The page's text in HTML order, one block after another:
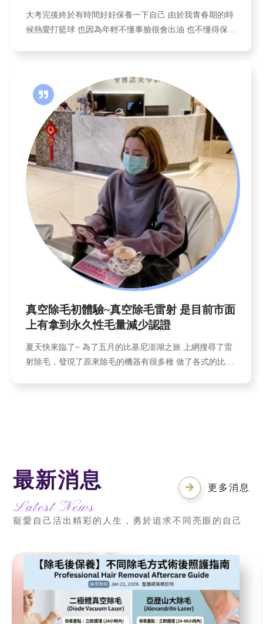
大考完後終於有時間好好保養一下自己 由於我青春期的時
候熱愛打籃球 也因為年輕不懂事臉很會出油 也不懂得保養
真空除毛初體驗~真空除毛雷射 是目前市面
上有拿到永久性毛量減少認證
夏天快來臨了~ 為了五月的比基尼澎湖之旅 上網搜尋了雷
射除毛，發現了原來除毛的機器有很多種 做了各式的比較
最新消息
Latest News
寵愛自己活出精彩的人生，勇於追求不同亮眼的自己
更多消息